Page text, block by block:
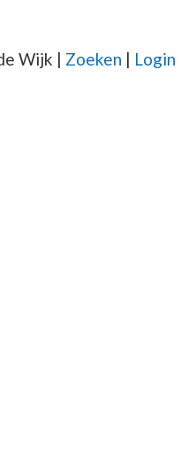
Wijk | Zoeken | Login